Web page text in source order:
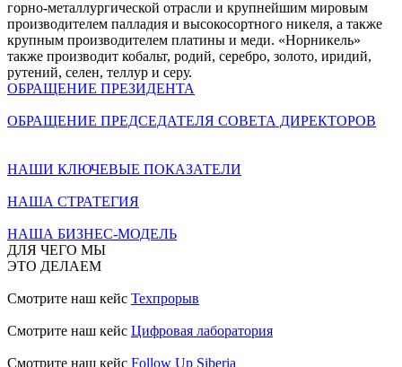
горно-металлургической отрасли и крупнейшим мировым
производителем палладия и высокосортного никеля, а также
крупным производителем платины и меди. «Норникель»
также производит кобальт, родий, серебро, золото, иридий,
рутений, селен, теллур и серу.
ОБРАЩЕНИЕ ПРЕЗИДЕНТА
ОБРАЩЕНИЕ ПРЕДСЕДАТЕЛЯ СОВЕТА ДИРЕКТОРОВ
НАШИ КЛЮЧЕВЫЕ ПОКАЗАТЕЛИ
НАША СТРАТЕГИЯ
НАША БИЗНЕС-МОДЕЛЬ
ДЛЯ ЧЕГО МЫ
ЭТО ДЕЛАЕМ
Смотрите наш кейс Техпрорыв
Смотрите наш кейс Цифровая лаборатория
Смотрите наш кейс Follow Up Siberia